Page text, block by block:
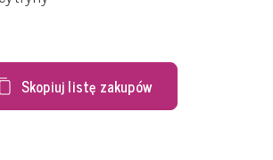
Skopiuj listę zakupów